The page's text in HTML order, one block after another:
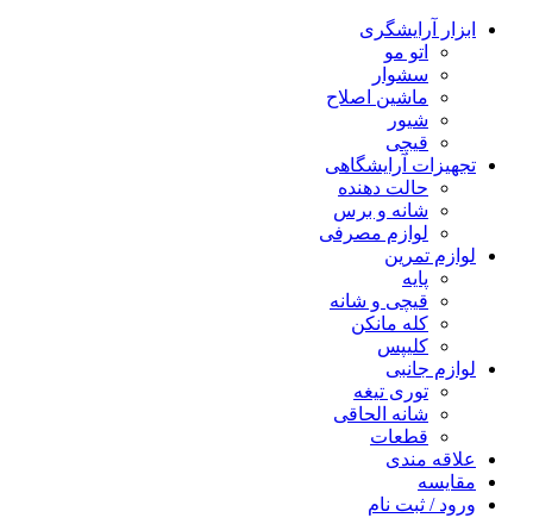
ابزار آرایشگری
اتو مو
سشوار
ماشین اصلاح
شیور
قیچی
تجهیزات آرایشگاهی
حالت دهنده
شانه و برس
لوازم مصرفی
لوازم تمرین
پایه
قیچی و شانه
کله مانکن
کلیپس
لوازم جانبی
توری تیغه
شانه الحاقی
قطعات
علاقه مندی
مقایسه
ورود / ثبت نام